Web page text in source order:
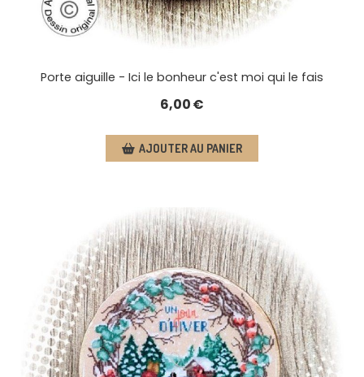
Porte aiguille - Ici le bonheur c'est moi qui le fais
6,00€
AJOUTER AU PANIER